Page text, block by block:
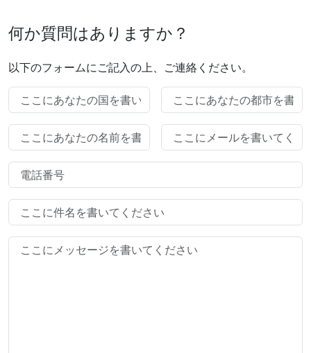
何か質問はありますか？
以下のフォームにご記入の上、ご連絡ください。